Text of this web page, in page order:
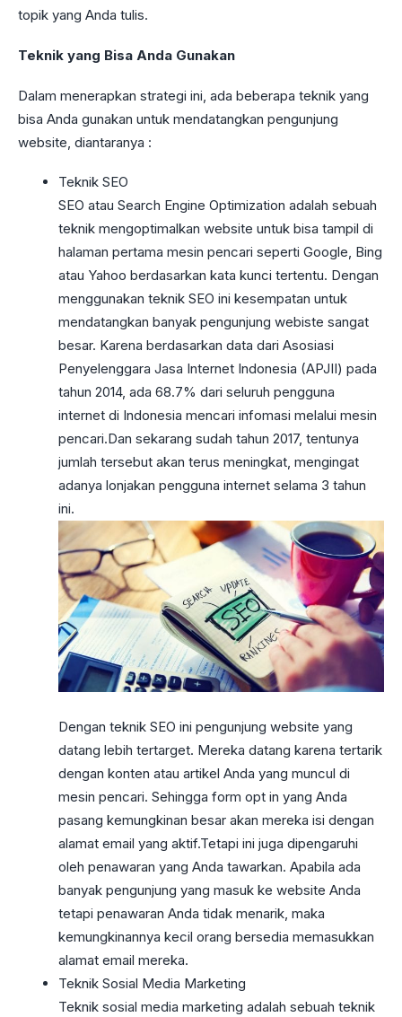
topik yang Anda tulis.
Teknik yang Bisa Anda Gunakan
Dalam menerapkan strategi ini, ada beberapa teknik yang
bisa Anda gunakan untuk mendatangkan pengunjung
website, diantaranya :
Teknik SEO
SEO atau Search Engine Optimization adalah sebuah
teknik mengoptimalkan website untuk bisa tampil di
halaman pertama mesin pencari seperti Google, Bing
atau Yahoo berdasarkan kata kunci tertentu. Dengan
menggunakan teknik SEO ini kesempatan untuk
mendatangkan banyak pengunjung webiste sangat
besar. Karena berdasarkan data dari Asosiasi
Penyelenggara Jasa Internet Indonesia (APJII) pada
tahun 2014, ada 68.7% dari seluruh pengguna
internet di Indonesia mencari infomasi melalui mesin
pencari.Dan sekarang sudah tahun 2017, tentunya
jumlah tersebut akan terus meningkat, mengingat
adanya lonjakan pengguna internet selama 3 tahun
ini.
Dengan teknik SEO ini pengunjung website yang
datang lebih tertarget. Mereka datang karena tertarik
dengan konten atau artikel Anda yang muncul di
mesin pencari. Sehingga form opt in yang Anda
pasang kemungkinan besar akan mereka isi dengan
alamat email yang aktif.Tetapi ini juga dipengaruhi
oleh penawaran yang Anda tawarkan. Apabila ada
banyak pengunjung yang masuk ke website Anda
tetapi penawaran Anda tidak menarik, maka
kemungkinannya kecil orang bersedia memasukkan
alamat email mereka.
Teknik Sosial Media Marketing
Teknik sosial media marketing adalah sebuah teknik